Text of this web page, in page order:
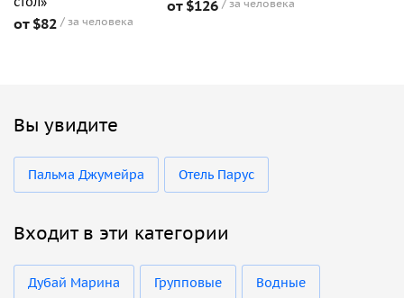
от $82 за человека
от $126 за человека
Вы увидите
Пальма Джумейра Отель Парус
Входит в эти категории
Дубай Марина Групповые Водные